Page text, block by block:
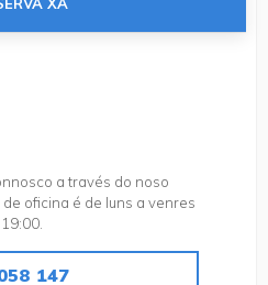
XA
a través do noso
oficina é de luns a venres
147